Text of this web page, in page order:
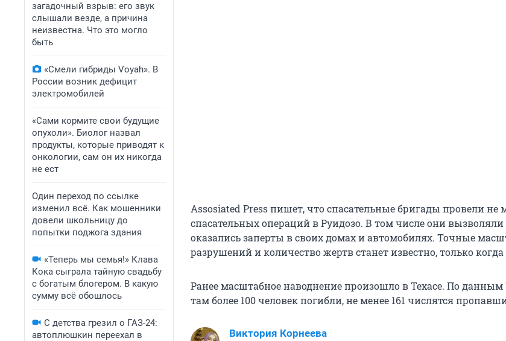
загадочный взрыв: его звук
слышали везде, а причина
неизвестна. Что это могло
быть
«Смели гибриды Voyah». В
России возник дефицит
электромобилей
«Сами кормите свои будущие
опухоли». Биолог назвал
продукты, которые приводят к
онкологии, сам он их никогда
не ест
Один переход по ссылке
изменил всё. Как мошенники
довели школьницу до
попытки поджога здания
«Теперь мы семья!» Клава
Кока сыграла тайную свадьбу
с богатым блогером. В какую
сумму всё обошлось
С детства грезил о ГАЗ-24:
автоплюшкин переехал в
Assosiated Press пишет, что спасательные бригады провели не
спасательных операций в Руидозо. В том числе они
оказались заперты в своих домах и автомобилях. Точные
разрушений и количество жертв станет известно, только когда
Ранее масштабное наводнение произошло в Техасе. По данным
там более 100 человек погибли, не менее 161 числятся
Виктория Корнеева